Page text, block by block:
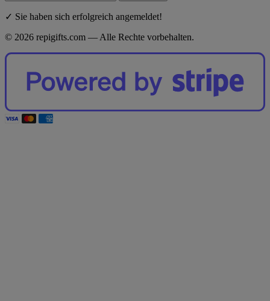
✓ Sie haben sich erfolgreich angemeldet!
© 2026 repigifts.com — Alle Rechte vorbehalten.